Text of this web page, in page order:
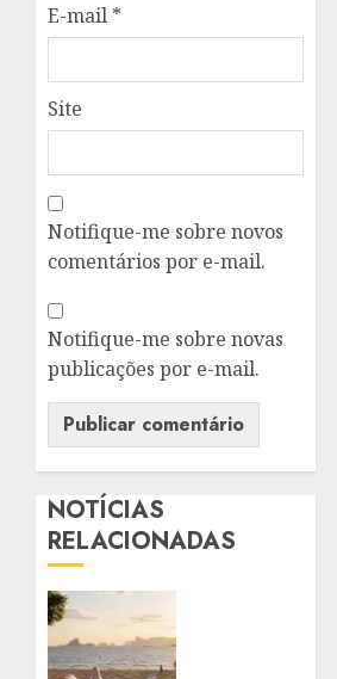
E-mail *
Site
Notifique-me sobre novos
comentários por e-mail.
Notifique-me sobre novas
publicações por e-mail.
NOTÍCIAS
RELACIONADAS